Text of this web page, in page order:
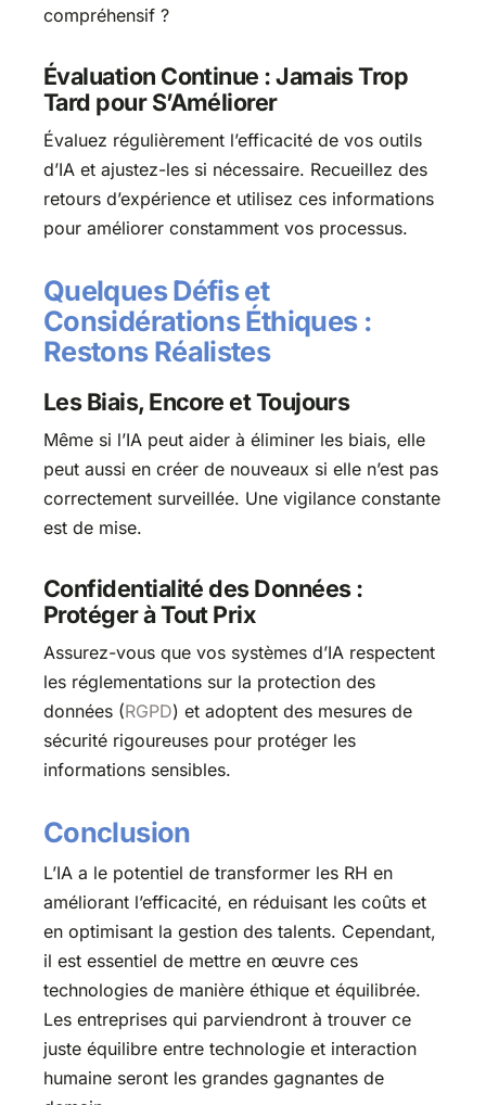
compréhensif ?
Évaluation Continue : Jamais Trop
Tard pour S’Améliorer
Évaluez régulièrement l’efficacité de vos outils
d’IA et ajustez-les si nécessaire. Recueillez des
retours d’expérience et utilisez ces informations
pour améliorer constamment vos processus.
Quelques Défis et
Considérations Éthiques :
Restons Réalistes
Les Biais, Encore et Toujours
Même si l’IA peut aider à éliminer les biais, elle
peut aussi en créer de nouveaux si elle n’est pas
correctement surveillée. Une vigilance constante
est de mise.
Confidentialité des Données :
Protéger à Tout Prix
Assurez-vous que vos systèmes d’IA respectent
les réglementations sur la protection des
données (RGPD) et adoptent des mesures de
sécurité rigoureuses pour protéger les
informations sensibles.
Conclusion
L’IA a le potentiel de transformer les RH en
améliorant l’efficacité, en réduisant les coûts et
en optimisant la gestion des talents. Cependant,
il est essentiel de mettre en œuvre ces
technologies de manière éthique et équilibrée.
Les entreprises qui parviendront à trouver ce
juste équilibre entre technologie et interaction
humaine seront les grandes gagnantes de